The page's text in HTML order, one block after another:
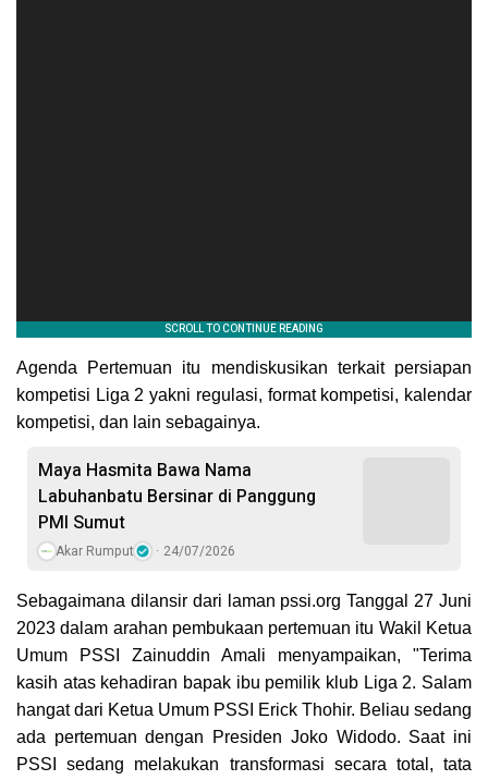
Agenda Pertemuan itu mendiskusikan terkait persiapan
kompetisi Liga 2 yakni regulasi, format kompetisi, kalendar
kompetisi, dan lain sebagainya.
Maya Hasmita Bawa Nama
Labuhanbatu Bersinar di Panggung
PMI Sumut
Akar Rumput 24/07/2026
Sebagaimana dilansir dari laman pssi.org Tanggal 27 Juni
2023 dalam arahan pembukaan pertemuan itu Wakil Ketua
Umum PSSI Zainuddin Amali menyampaikan, "Terima
kasih atas kehadiran bapak ibu pemilik klub Liga 2. Salam
hangat dari Ketua Umum PSSI Erick Thohir. Beliau sedang
ada pertemuan dengan Presiden Joko Widodo. Saat ini
PSSI sedang melakukan transformasi secara total, tata